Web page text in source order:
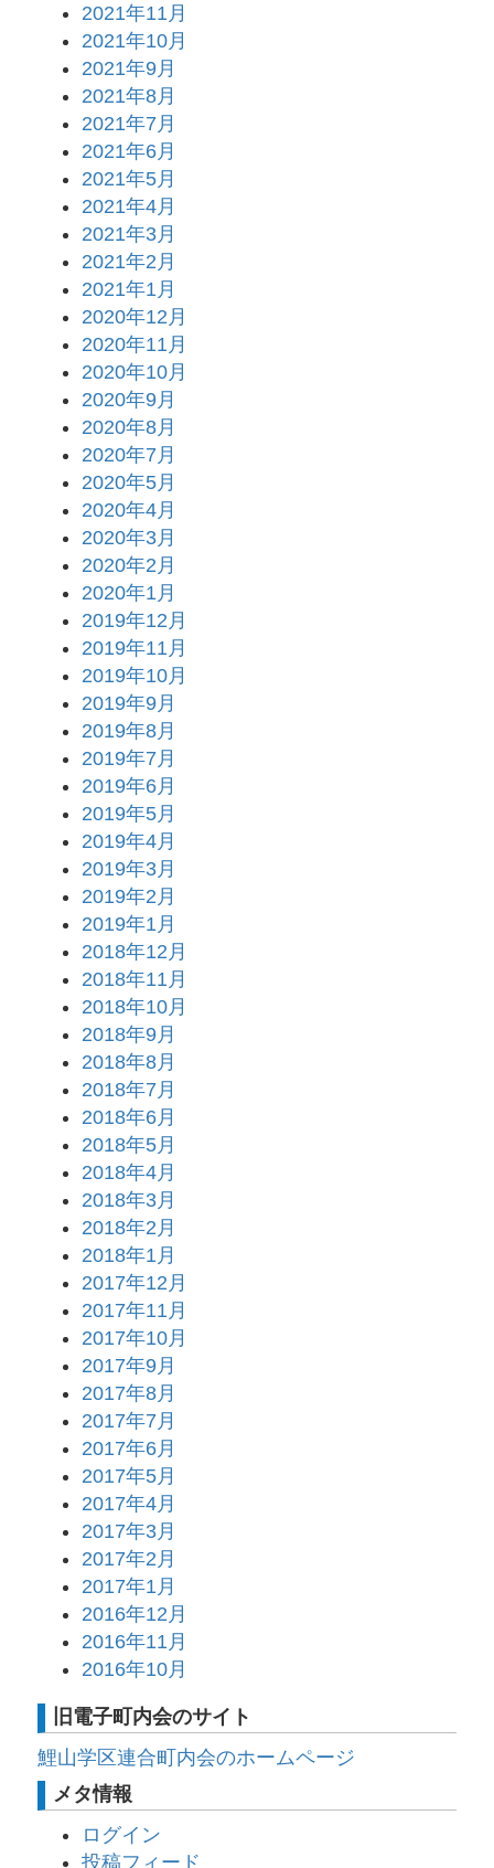
2021年11月
2021年10月
2021年9月
2021年8月
2021年7月
2021年6月
2021年5月
2021年4月
2021年3月
2021年2月
2021年1月
2020年12月
2020年11月
2020年10月
2020年9月
2020年8月
2020年7月
2020年5月
2020年4月
2020年3月
2020年2月
2020年1月
2019年12月
2019年11月
2019年10月
2019年9月
2019年8月
2019年7月
2019年6月
2019年5月
2019年4月
2019年3月
2019年2月
2019年1月
2018年12月
2018年11月
2018年10月
2018年9月
2018年8月
2018年7月
2018年6月
2018年5月
2018年4月
2018年3月
2018年2月
2018年1月
2017年12月
2017年11月
2017年10月
2017年9月
2017年8月
2017年7月
2017年6月
2017年5月
2017年4月
2017年3月
2017年2月
2017年1月
2016年12月
2016年11月
2016年10月
旧電子町内会のサイト
鯉山学区連合町内会のホームページ
メタ情報
ログイン
投稿フィード